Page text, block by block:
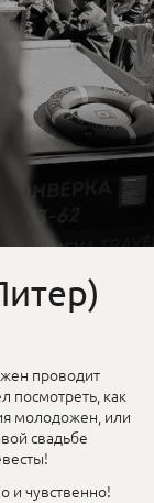
проводит
посмотреть, как
молодожен, или
свадьбе
и чувственно!